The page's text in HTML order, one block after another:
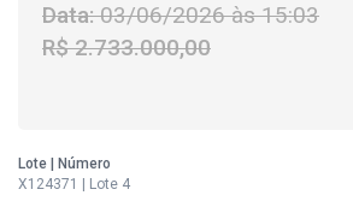
Data:03/06/2026 às 15:03
R$ 2.733.000,00
Lote | Número
X124371 | Lote 4